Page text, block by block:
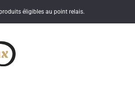
éligibles au point relais.